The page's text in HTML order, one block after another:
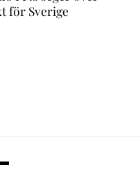
för Sverige